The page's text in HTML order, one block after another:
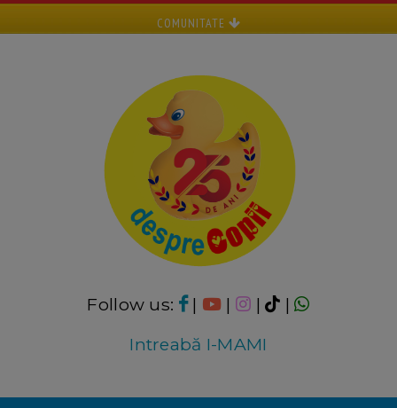
COMUNITATE
Follow us: | | |
|
Intreabă I-MAMI